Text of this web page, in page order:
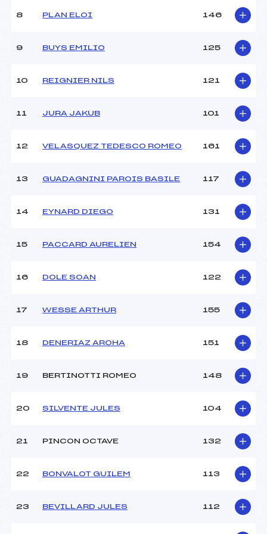
Ouvreurs B :
NICOLAS (MB)
PENCOLE (MB)
Neige :
Ouvreurs A :
Température départ :
130.0000
Catégorie :
U14
8 PLAN ELOI 146
9 BUYS EMILIO 125
10 REIGNIER NILS 121
11 JURA JAKUB 101
12 VELASQUEZ TEDESCO ROMEO 161
13 GUADAGNINI PAROIS BASILE 117
14 EYNARD DIEGO 131
15 PACCARD AURELIEN 154
16 DOLE SOAN 122
17 WESSE ARTHUR 155
18 DENERIAZ AROHA 151
19 BERTINOTTI ROMEO 148
20 SILVENTE JULES 104
21 PINCON OCTAVE 132
22 BONVALOT GUILEM 113
23 BEVILLARD JULES 112